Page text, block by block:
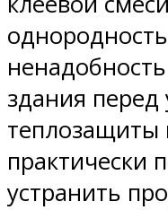
здания перед
теплозащиты
практически
устранить